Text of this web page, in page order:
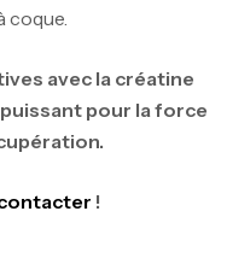
coque.
avec la créatine
pour la force
!
– Scitec Nutrition